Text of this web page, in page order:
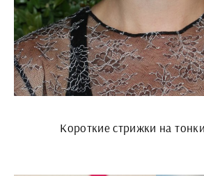
Короткие стрижки на